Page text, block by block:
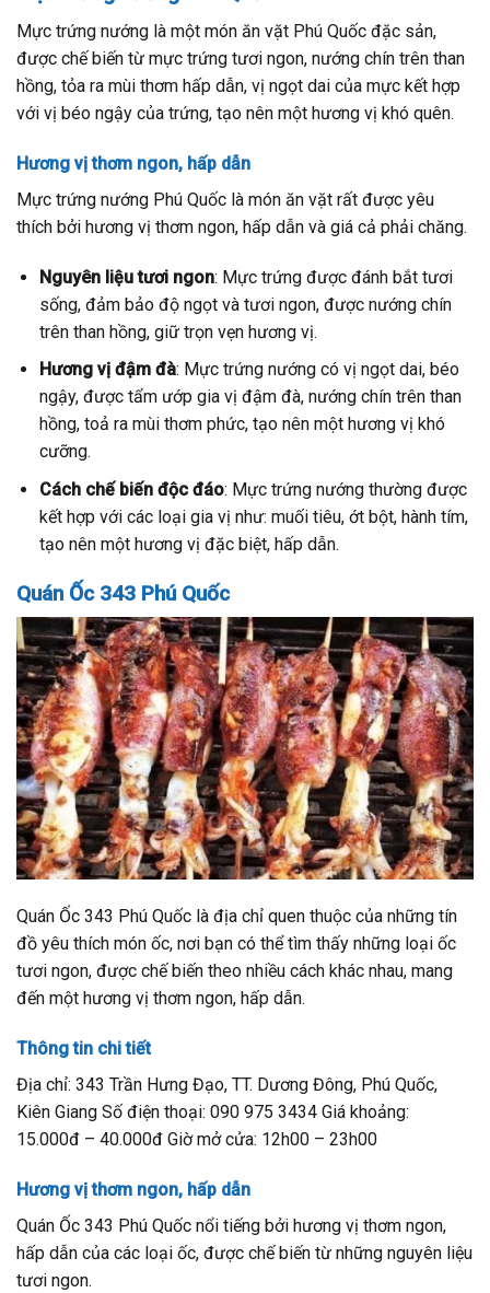
Mực trứng nướng là một món ăn vặt Phú Quốc đặc sản,
được chế biến từ mực trứng tươi ngon, nướng chín trên than
hồng, tỏa ra mùi thơm hấp dẫn, vị ngọt dai của mực kết hợp
với vị béo ngậy của trứng, tạo nên một hương vị khó quên.
Hương vị thơm ngon, hấp dẫn
Mực trứng nướng Phú Quốc là món ăn vặt rất được yêu
thích bởi hương vị thơm ngon, hấp dẫn và giá cả phải chăng.
Nguyên liệu tươi ngon: Mực trứng được đánh bắt tươi
sống, đảm bảo độ ngọt và tươi ngon, được nướng chín
trên than hồng, giữ trọn vẹn hương vị.
Hương vị đậm đà: Mực trứng nướng có vị ngọt dai, béo
ngậy, được tẩm ướp gia vị đậm đà, nướng chín trên than
hồng, toả ra mùi thơm phức, tạo nên một hương vị khó
cưỡng.
Cách chế biến độc đáo: Mực trứng nướng thường được
kết hợp với các loại gia vị như: muối tiêu, ớt bột, hành tím,
tạo nên một hương vị đặc biệt, hấp dẫn.
Quán Ốc 343 Phú Quốc
Quán Ốc 343 Phú Quốc là địa chỉ quen thuộc của những tín
đồ yêu thích món ốc, nơi bạn có thể tìm thấy những loại ốc
tươi ngon, được chế biến theo nhiều cách khác nhau, mang
đến một hương vị thơm ngon, hấp dẫn.
Thông tin chi tiết
Địa chỉ: 343 Trần Hưng Đạo, TT. Dương Đông, Phú Quốc,
Kiên Giang Số điện thoại: 090 975 3434 Giá khoảng:
15.000đ – 40.000đ Giờ mở cửa: 12h00 – 23h00
Hương vị thơm ngon, hấp dẫn
Quán Ốc 343 Phú Quốc nổi tiếng bởi hương vị thơm ngon,
hấp dẫn của các loại ốc, được chế biến từ những nguyên liệu
tươi ngon.